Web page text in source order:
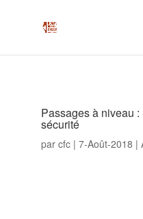
Passages à niveau
sécurité
par cfc| 7-Août-2018 |